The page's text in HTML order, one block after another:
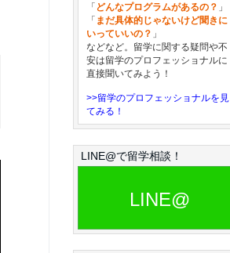
「 どんなプログラムがあるの？ 」
「 まだ具体的じゃないけど聞きに
いっていいの？ 」
などなど。留学に関する疑問や不
安は留学のプロフェッショナルに
直接聞いてみよう！
>>留学のプロフェッショナルを見
てみる！
LINE@で留学相談！
LINE@